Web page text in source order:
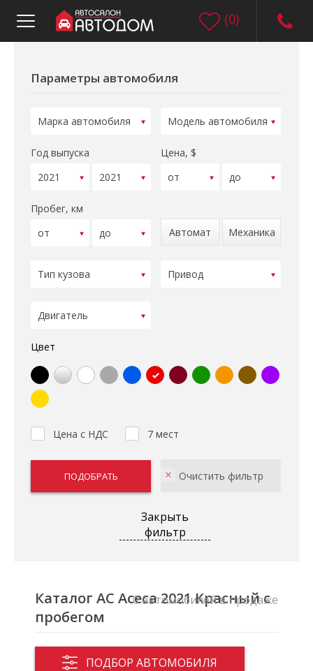
(0)
Параметры автомобиля
Год выпуска Цена, $
Пробег, км
Автомат
Механика
Цвет
Цена с НДС 7 мест
Закрыть
фильтр
Каталог AC Aceca 2021 Красный с
пробегом
ПОДБОР АВТОМОБИЛЯ
0 автомобилей в продаже